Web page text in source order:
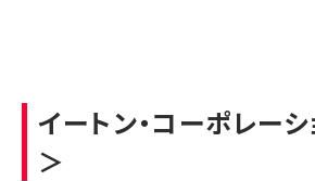
イートン・コーポレーシ
＞